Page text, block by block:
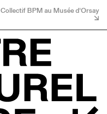
Collectif BPM au Musée d'Orsay